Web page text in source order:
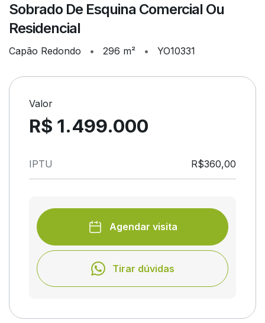
Sobrado De Esquina Comercial Ou
Residencial
Capão Redondo • 296 m² • YO10331
Valor
R$ 1.499.000
IPTU R$360,00
Agendar visita
Tirar dúvidas